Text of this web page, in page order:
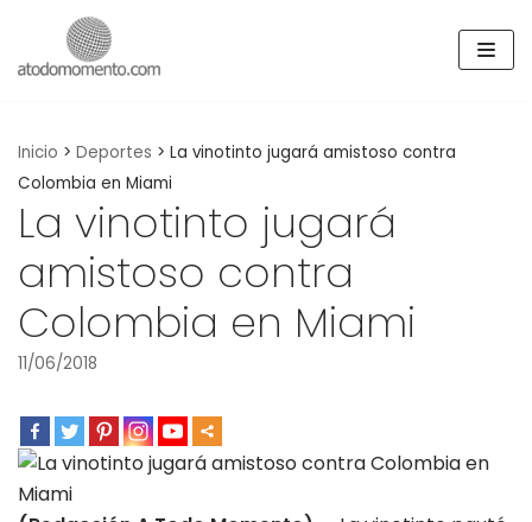
Skip
Inicio > Deportes > La vinotinto jugará amistoso contra
Colombia en Miami
La vinotinto jugará
amistoso contra
Colombia en Miami
11/06/2018